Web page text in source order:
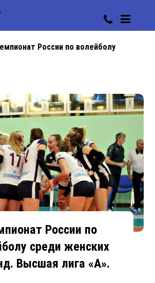
России по волейболу
России по
среди женских
Высшая лига «А».